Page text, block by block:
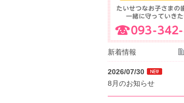
新着情報
2026/07/30
8月のお知らせ